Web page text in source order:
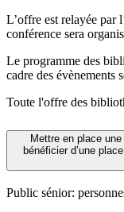
L’offre est relayée par
conférence sera
Le programme des
cadre des évènements
Toute l'offre des
Mettre en place
bénéficier d’une
Public sénior: